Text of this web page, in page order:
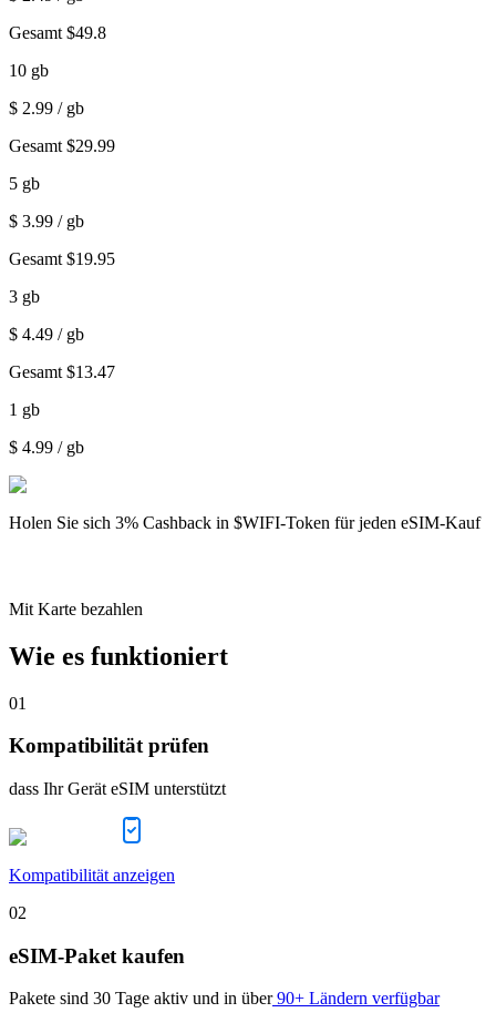
Gesamt $49.8
10 gb
$ 2.99 / gb
Gesamt $29.99
5 gb
$ 3.99 / gb
Gesamt $19.95
3 gb
$ 4.49 / gb
Gesamt $13.47
1 gb
$ 4.99 / gb
Holen Sie sich 3% Cashback in $WIFI-Token für jeden eSIM-Kauf
Mit Karte bezahlen
Wie es funktioniert
01
Kompatibilität prüfen
dass Ihr Gerät eSIM unterstützt
Kompatibilität anzeigen
02
eSIM-Paket kaufen
Pakete sind 30 Tage aktiv und in über 90+ Ländern verfügbar